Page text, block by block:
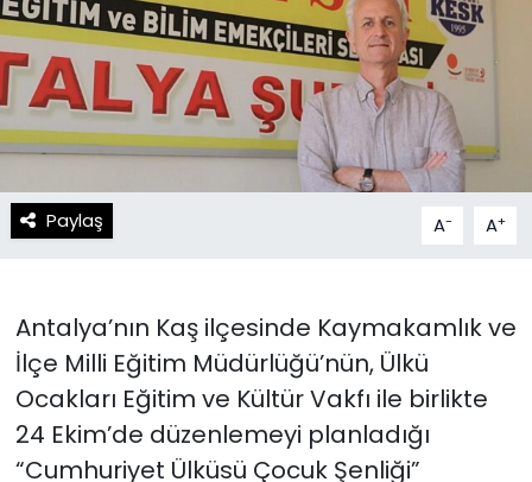
Paylaş A- A+
Antalya’nın Kaş ilçesinde Kaymakamlık ve
İlçe Milli Eğitim Müdürlüğü’nün, Ülkü
Ocakları Eğitim ve Kültür Vakfı ile birlikte
24 Ekim’de düzenlemeyi planladığı
“Cumhuriyet Ülküsü Çocuk Şenliği”
Gizlilik Sözleşmesi
İletişim